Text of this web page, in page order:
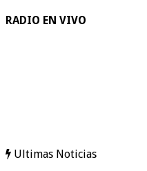
RADIO EN VIVO
Ultimas Noticias